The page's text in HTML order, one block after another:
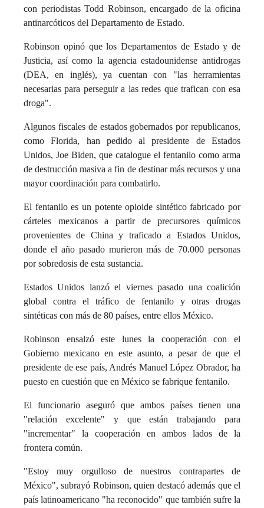
con periodistas Todd Robinson, encargado de la oficina
antinarcóticos del Departamento de Estado.
Robinson opinó que los Departamentos de Estado y de
Justicia, así como la agencia estadounidense antidrogas
(DEA, en inglés), ya cuentan con "las herramientas
necesarias para perseguir a las redes que trafican con esa
droga".
Algunos fiscales de estados gobernados por republicanos,
como Florida, han pedido al presidente de Estados
Unidos, Joe Biden, que catalogue el fentanilo como arma
de destrucción masiva a fin de destinar más recursos y una
mayor coordinación para combatirlo.
El fentanilo es un potente opioide sintético fabricado por
cárteles mexicanos a partir de precursores químicos
provenientes de China y traficado a Estados Unidos,
donde el año pasado murieron más de 70.000 personas
por sobredosis de esta sustancia.
Estados Unidos lanzó el viernes pasado una coalición
global contra el tráfico de fentanilo y otras drogas
sintéticas con más de 80 países, entre ellos México.
Robinson ensalzó este lunes la cooperación con el
Gobierno mexicano en este asunto, a pesar de que el
presidente de ese país, Andrés Manuel López Obrador, ha
puesto en cuestión que en México se fabrique fentanilo.
El funcionario aseguró que ambos países tienen una
"relación excelente" y que están trabajando para
"incrementar" la cooperación en ambos lados de la
frontera común.
"Estoy muy orgulloso de nuestros contrapartes de
México", subrayó Robinson, quien destacó además que el
país latinoamericano "ha reconocido" que también sufre la